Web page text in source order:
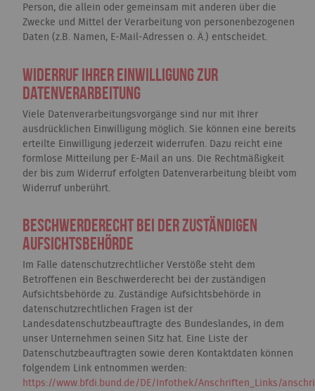
Person, die allein oder gemeinsam mit anderen über die
Zwecke und Mittel der Verarbeitung von personenbezogenen
Daten (z.B. Namen, E-Mail-Adressen o. Ä.) entscheidet.
Widerruf Ihrer Einwilligung zur
Datenverarbeitung
Viele Datenverarbeitungsvorgänge sind nur mit Ihrer
ausdrücklichen Einwilligung möglich. Sie können eine bereits
erteilte Einwilligung jederzeit widerrufen. Dazu reicht eine
formlose Mitteilung per E-Mail an uns. Die Rechtmäßigkeit
der bis zum Widerruf erfolgten Datenverarbeitung bleibt vom
Widerruf unberührt.
Beschwerderecht bei der zuständigen
Aufsichtsbehörde
Im Falle datenschutzrechtlicher Verstöße steht dem
Betroffenen ein Beschwerderecht bei der zuständigen
Aufsichtsbehörde zu. Zuständige Aufsichtsbehörde in
datenschutzrechtlichen Fragen ist der
Landesdatenschutzbeauftragte des Bundeslandes, in dem
unser Unternehmen seinen Sitz hat. Eine Liste der
Datenschutzbeauftragten sowie deren Kontaktdaten können
folgendem Link entnommen werden:
https://www.bfdi.bund.de/DE/Infothek/Anschriften_Links/